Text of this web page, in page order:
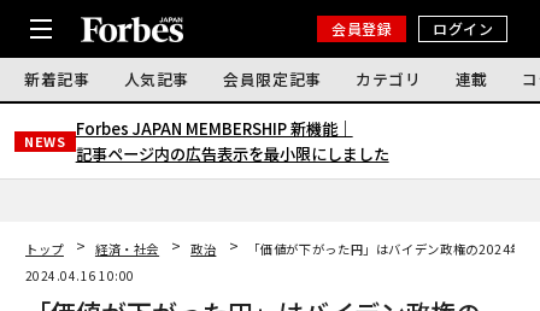
会員登録 ログイン
新着記事 人気記事 会員限定記事 カテゴリ 連載
NEWS
Forbes JAPAN MEMBERSHIP 新機能｜
記事ページ内の広告表示を最小限にしました
トップ 経済・社会 政治
「価値が下がった円」はバイデン政権の2024年
2024.04.16 10:00